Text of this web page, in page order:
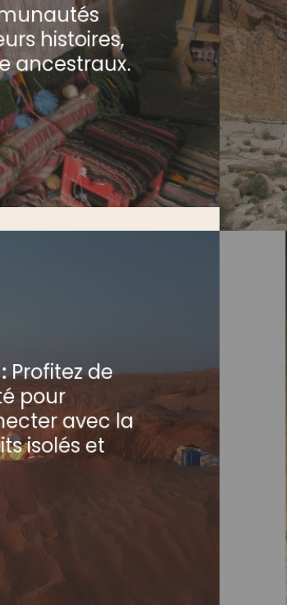
histoires,
ancestraux.
Profitez de
pour
avec la
isolés et